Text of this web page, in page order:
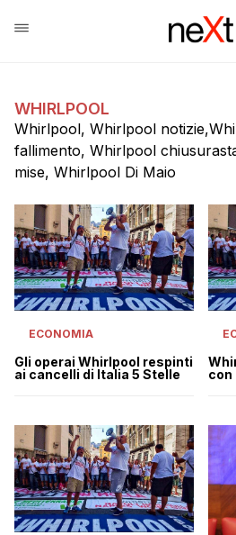
WHIRLPOOL
Whirlpool, Whirlpool
fallimento, Whirlpool
mise, Whirlpool Di Maio
ECONOMIA
Gli operai Whirlpool respinti
ai cancelli di Italia 5 Stelle
con